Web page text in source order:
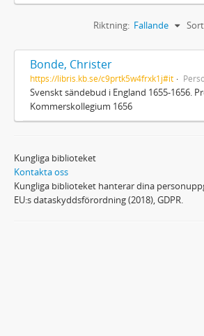
Riktning: Fallande
Bonde, Christer
https://libris.kb.se/c9prtk5w4frxk1j#it
Svenskt sändebud i England 1655-1656.
Kommerskollegium 1656
Kungliga biblioteket
Kontakta oss
Kungliga biblioteket hanterar dina
EU:s dataskyddsförordning (2018), GDPR.